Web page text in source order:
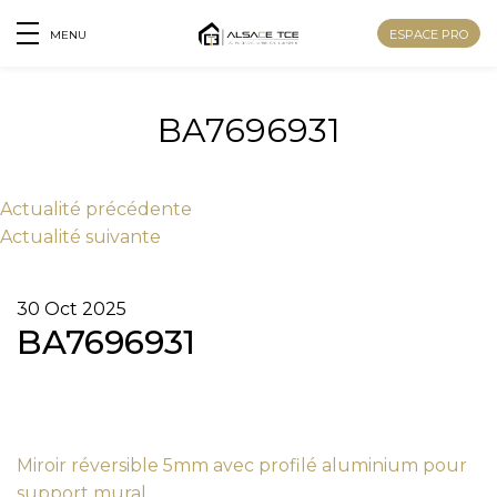
MENU ESPACE PRO
BA7696931
Actualité précédente
Actualité suivante
30 Oct 2025
BA7696931
Miroir réversible 5mm avec profilé aluminium pour
Prénom